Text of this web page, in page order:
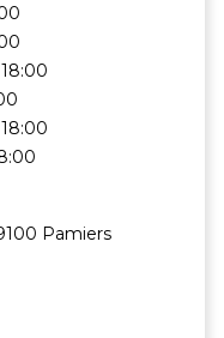
Pamiers